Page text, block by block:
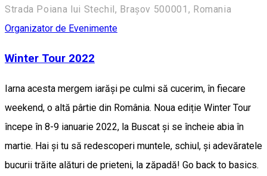
Strada Poiana lui Stechil, Brașov 500001, Romania
Organizator de Evenimente
Winter Tour 2022
Iarna acesta mergem iarăși pe culmi să cucerim, în fiecare
weekend, o altă pârtie din România. Noua ediție Winter Tour
începe în 8-9 ianuarie 2022, la Buscat și se încheie abia în
martie. Hai și tu să redescoperi muntele, schiul, și adevăratele
bucurii trăite alături de prieteni, la zăpadă! Go back to basics.